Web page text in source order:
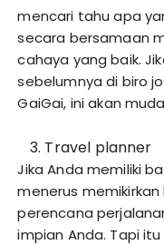
mencari tahu apa
secara bersamaan
cahaya yang baik.
sebelumnya di biro
GaiGai, ini akan
Travel planner
Jika Anda memiliki
menerus
perencana
impian Anda. Tapi